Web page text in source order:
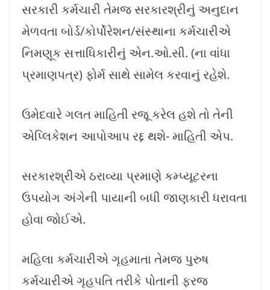
સરકારી કર્મચારી તેમજ સરકારશ્રીનું અનુદાન
મેળવતા બોર્ડ/કોર્પોરેશન/સંસ્થાના કર્મચારીએ
નિમણૂક સત્તાધિકારીનું એન.ઓ.સી. (ના વાંધા
પ્રમાણપત્ર) ફોર્મ સાથે સામેલ કરવાનું રહેશે.
ઉમેદવારે ગલત માહિતી રજૂ કરેલ હશે તો તેની
એપ્લિકેશન આપોઆપ રદ્દ થશે- માહિતી એપ.
સરકારશ્રીએ ઠરાવ્યા પ્રમાણે કમ્પ્યૂટરના
ઉપયોગ અંગેની પાયાની બધી જાણકારી ધરાવતા
હોવા જોઈએ.
મહિલા કર્મચારીએ ગૃહમાતા તેમજ પુરુષ
કર્મચારીએ ગૃહપતિ તરીકે પોતાની ફરજ